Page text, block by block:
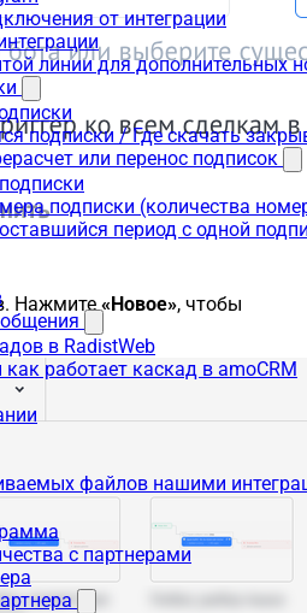
от интеграции
линии для дополнительных
подписки / Где скачать
или перенос подписок
подписки (количества
период с одной
в RadistWeb
как работает каскад в amoCRM
файлов нашими
с партнерами
Нажмите «Новое», чтобы